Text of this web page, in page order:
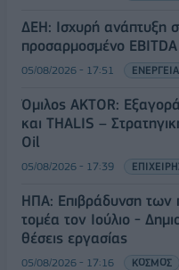
ΔΕΗ: Ισχυρή ανάπτυξη
προσαρμοσμένο
05/08/2026 - 17:51 ΕΝΕΡΓΕΙΑ
Όμιλος AKTOR:
και THALIS –
Oil
05/08/2026 - 17:39
ΗΠΑ: Επιβράδυνση των
τομέα τον Ιούλιο -
θέσεις εργασίας
05/08/2026 - 17:16 ΚΟΣΜΟΣ